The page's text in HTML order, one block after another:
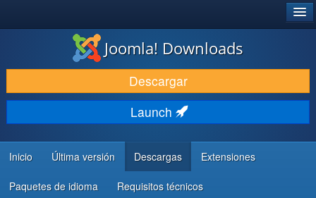
DESCARGAR & EXTENDER
DESCUBRE & APRENDE
COMUNIDAD & SOPORTE
RECURSOS PARA DESARROLLADORES
Joomla! Downloads
Descargar
Launch
Inicio Última versión Descargas Extensiones
Paquetes de idioma Requisitos técnicos